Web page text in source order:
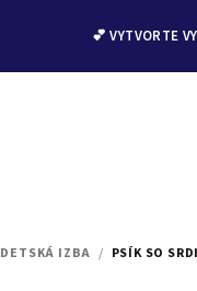
💕 VYTVORTE
DETSKÁ IZBA / PSÍK SO